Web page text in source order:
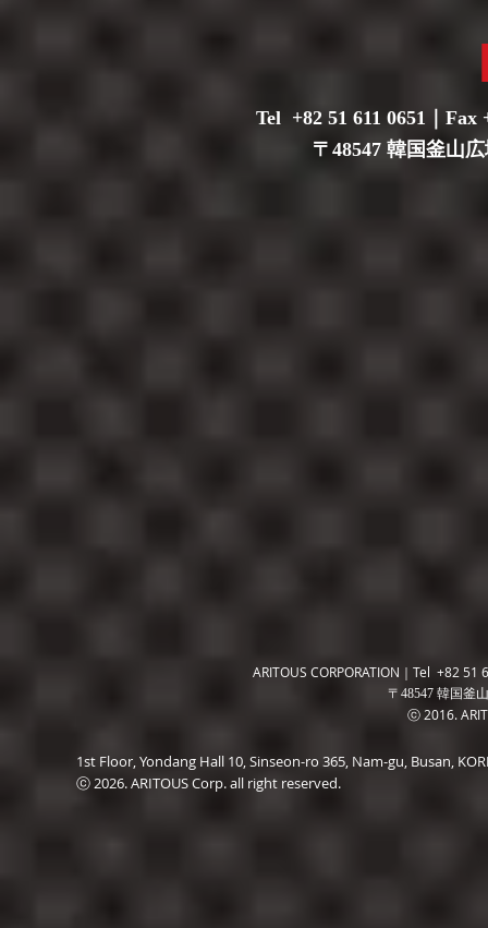
Tel +82 51 611 0651｜Fax
〒48547 韓国釜山
ARITOUS CORPORATION｜Tel +82
〒48547 韓国釜
ⓒ 2016.
1st Floor, Yondang Hall 10, Sinseon-ro 365, Nam-gu, Busan,
ⓒ 2026. ARITOUS Corp. all right reserved.